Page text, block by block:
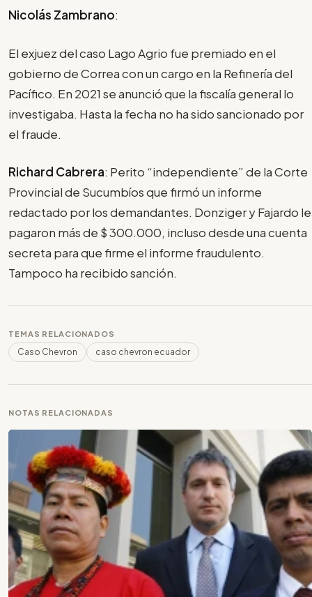
Nicolás Zambrano:
El exjuez del caso Lago Agrio fue premiado en el
gobierno de Correa con un cargo en la Refinería del
Pacífico. En 2021 se anunció que la fiscalía general lo
investigaba. Hasta la fecha no ha sido sancionado por
el fraude.
Richard Cabrera: Perito “independiente” de la Corte
Provincial de Sucumbíos que firmó un informe
redactado por los demandantes. Donziger y Fajardo le
pagaron más de $ 300.000, incluso desde una cuenta
secreta para que firme el informe fraudulento.
Tampoco ha recibido sanción.
TEMAS RELACIONADOS
Caso Chevron caso chevron ecuador
NOTAS RELACIONADAS